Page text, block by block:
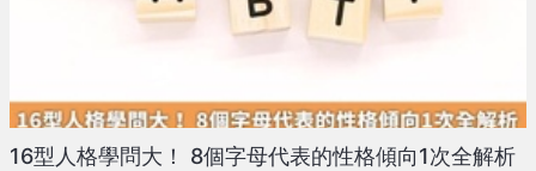
16型人格學問大！ 8個字母代表的性格傾向1次全解析